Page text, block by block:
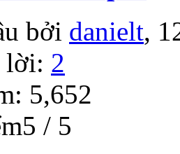
bởi danielt,
lời: 2
5,652
/ 5